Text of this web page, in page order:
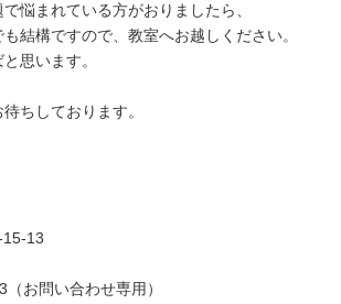
悩まれている方がおりましたら、
結構ですので、教室へお越しください。
思います。
ちしております。
13
お問い合わせ専用）